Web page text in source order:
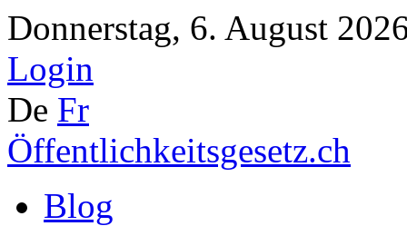
Donnerstag, 6. August
Login
De Fr
Öffentlichkeitsgesetz.ch
Blog